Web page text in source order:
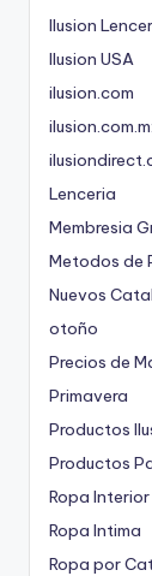
Ilusion
Ilusion USA
ilusion.com
Lenceria
Membresia
Metodos de
Nuevos
otoño
Precios de
Primavera
Productos
Productos
Ropa Interior
Ropa Intima
Ropa por